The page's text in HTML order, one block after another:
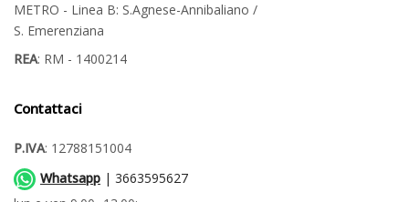
METRO - Linea B: S.Agnese-Annibaliano /
S. Emerenziana
REA: RM - 1400214
Contattaci
P.IVA: 12788151004
Whatsapp | 3663595627